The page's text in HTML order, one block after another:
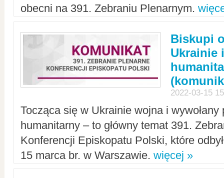
obecni na 391. Zebraniu Plenarnym.
Biskupi
Ukrainie
2022-03-15
Tocząca się w Ukrainie wojna i
humanitarny – to główny temat 391.
Konferencji Episkopatu Polski, które
15 marca br. w Warszawie. więcej »